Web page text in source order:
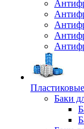
Баки